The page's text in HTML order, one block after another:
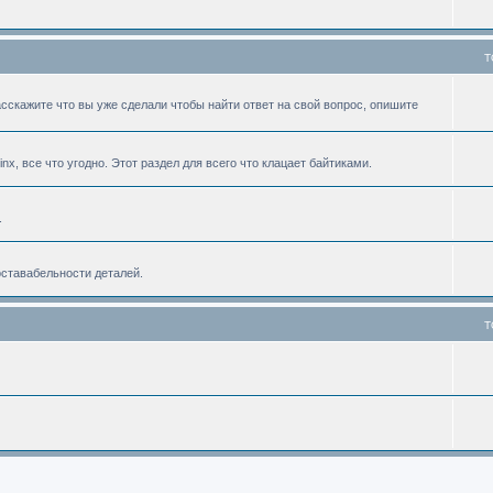
что вы уже сделали чтобы найти ответ на свой вопрос, опишите
все что угодно. Этот раздел для всего что клацает байтиками.
деталей.